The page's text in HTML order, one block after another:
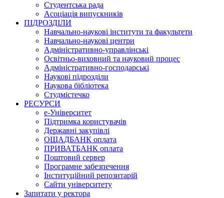
Студентська рада
Асоціація випускників
ПІДРОЗДІЛИ
Навчально-наукові інститути та факультети
Навчально-наукові центри
Адміністративно-управлінські
Освітньо-виховний та науковий процес
Адміністративно-господарські
Наукові підрозділи
Наукова бібліотека
Студмістечко
РЕСУРСИ
е-Університет
Підтримка користувачів
Державні закупівлі
ОЩАДБАНК оплата
ПРИВАТБАНК оплата
Поштовий сервер
Програмне забезпечення
Інституційний репозитарій
Сайти університету
Запитати у ректора